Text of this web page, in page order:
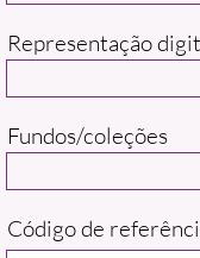
Representação
Fundos/coleções
Código de